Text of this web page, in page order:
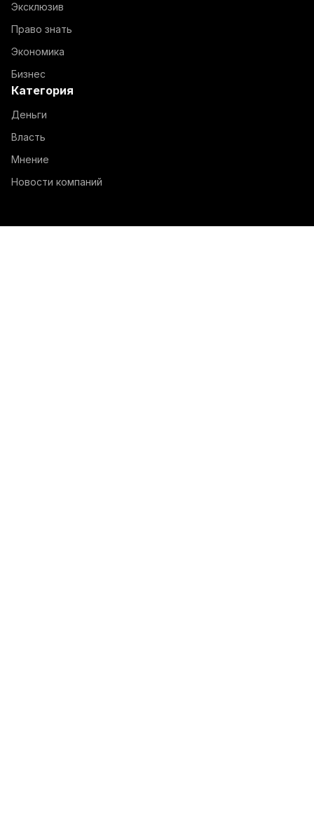
Эксклюзив
Право знать
Экономика
Бизнес
Категория
Деньги
Власть
Мнение
Новости компаний